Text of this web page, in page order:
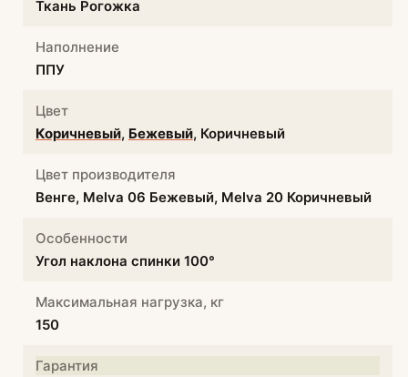
Ткань Рогожка
Наполнение
ППУ
Цвет
Коричневый, Бежевый, Коричневый
Цвет производителя
Венге, Melva 06 Бежевый, Melva 20 Коричневый
Особенности
Угол наклона спинки 100°
Максимальная нагрузка, кг
150
Гарантия